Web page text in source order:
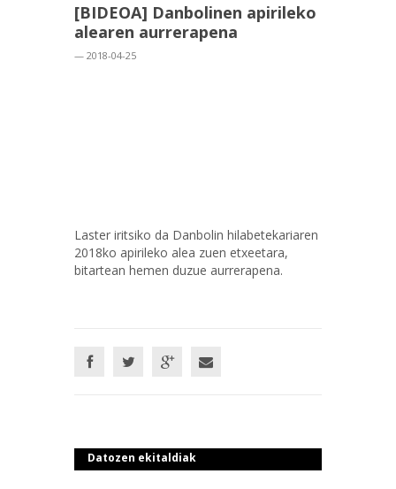
[BIDEOA] Danbolinen apirileko
alearen aurrerapena
— 2018-04-25
Laster iritsiko da Danbolin hilabetekariaren
2018ko apirileko alea zuen etxeetara,
bitartean hemen duzue aurrerapena.
Datozen ekitaldiak